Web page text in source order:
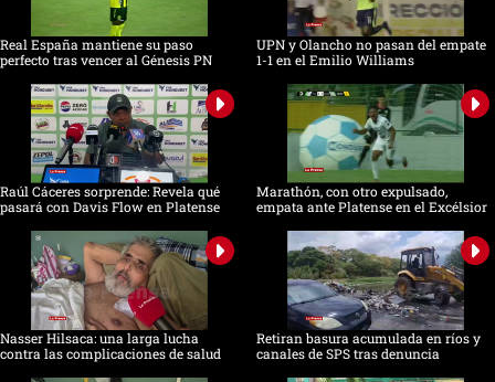
Real España mantiene su paso
perfecto tras vencer al Génesis PN
UPN y Olancho no pasan del empate
1-1 en el Emilio Williams
Raúl Cáceres sorprende: Revela qué
pasará con Davis Flow en Platense
Marathón, con otro expulsado,
empata ante Platense en el Excélsior
Nasser Hilsaca: una larga lucha
contra las complicaciones de salud
Retiran basura acumulada en ríos y
canales de SPS tras denuncia